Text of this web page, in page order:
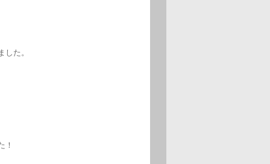
た。
！